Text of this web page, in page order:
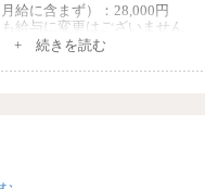
給に含まず）：28,000円
給与に変更はございません
～
+ 続きを読む